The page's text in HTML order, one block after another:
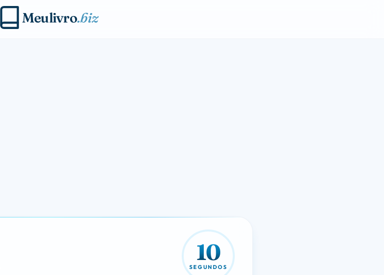
Meulivro.biz
10
SEGUNDOS